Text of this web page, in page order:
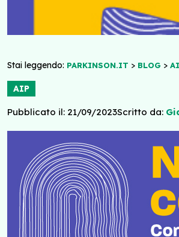
Stai leggendo: PARKINSON.IT > BLOG >
AIP
Pubblicato il: 21/09/2023Scritto da: